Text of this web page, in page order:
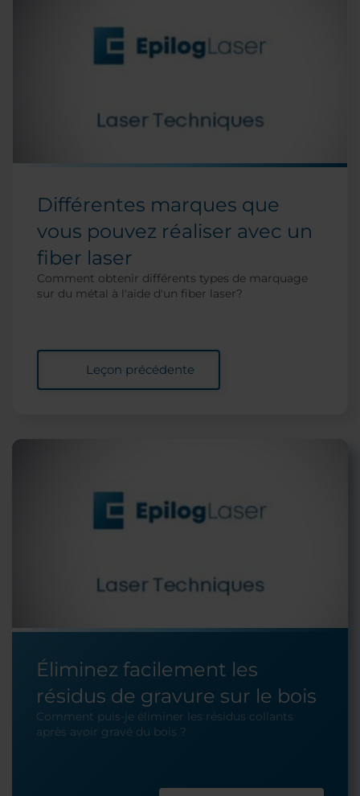
Différentes marques que
vous pouvez réaliser avec un
fiber laser
Comment obtenir différents types de marquage
sur du métal à l'aide d'un fiber laser?
Leçon précédente
Éliminez facilement les
résidus de gravure sur le bois
Comment puis-je éliminer les résidus collants
après avoir gravé du bois ?